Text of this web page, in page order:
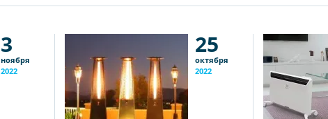
3
ноября
2022
25
октября
2022